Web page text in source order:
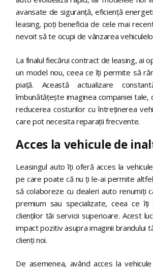
avansate de siguranță, eficiență
leasing, poți beneficia de cele mai
nevoit să te ocupi de vânzarea
La finalul fiecărui contract de leasing, ai
un model nou, ceea ce îți permite să
piață. Această actualizare
îmbunătățește imaginea companiei tale,
reducerea costurilor cu întreținerea
care pot necesita reparații frecvente.
Acces la vehicule de
Leasingul auto îți oferă acces la
pe care poate că nu ți le-ai permite
să colaboreze cu dealeri auto renumiți
premium sau specializate, ceea ce
clienților tăi servicii superioare. Acest
impact pozitiv asupra imaginii brandului
clienți noi.
De asemenea, având acces la